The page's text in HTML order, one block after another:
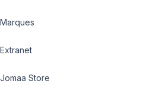
Marques
Extranet
Jomaa Store